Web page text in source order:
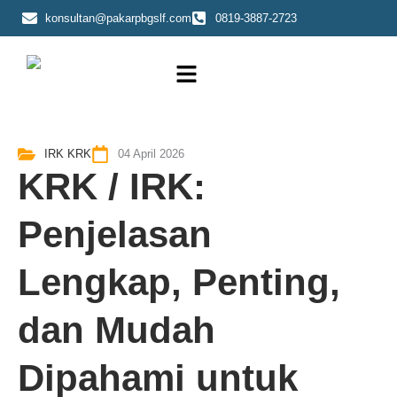
konsultan@pakarpbgslf.com 0819-3887-2723
IRK KRK 04 April 2026
KRK / IRK:
Penjelasan
Lengkap, Penting,
dan Mudah
Dipahami untuk